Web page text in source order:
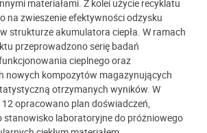
materiałami. Z kolei użycie recyklatu
na zwieszenie efektywności odzysku
strukturze akumulatora ciepła. W ramach
przeprowadzono serię badań
cieplnego oraz
nowych kompozytów magazynujących
otrzymanych wyników. W
opracowano plan doświadczeń,
stanowisko laboratoryjne do próżniowego